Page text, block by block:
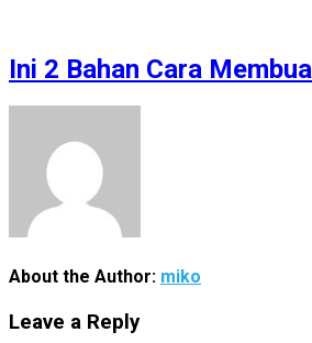
Ini 2 Bahan Cara
About the Author: miko
Leave a Reply